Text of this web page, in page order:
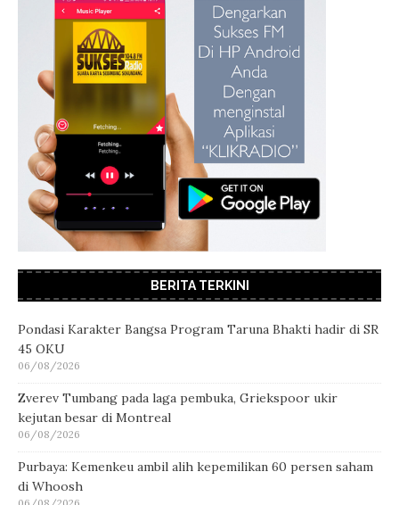
BERITA TERKINI
Pondasi Karakter Bangsa Program Taruna Bhakti hadir di SR
45 OKU
06/08/2026
Zverev Tumbang pada laga pembuka, Griekspoor ukir
kejutan besar di Montreal
06/08/2026
Purbaya: Kemenkeu ambil alih kepemilikan 60 persen saham
di Whoosh